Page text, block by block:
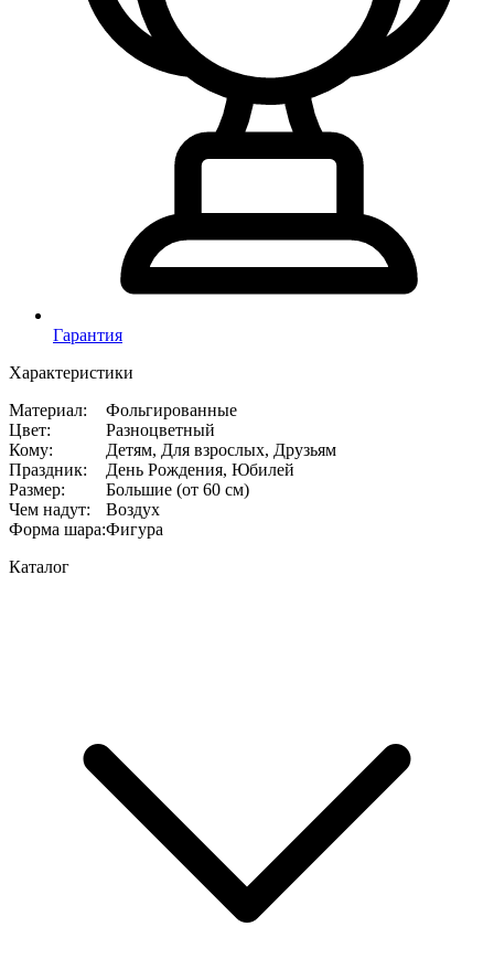
Гарантия
Характеристики
Материал:
Фольгированные
Цвет:
Разноцветный
Кому:
Детям, Для взрослых, Друзьям
Праздник:
День Рождения, Юбилей
Размер:
Большие (от 60 см)
Чем надут:
Воздух
Форма шара:Фигура
Каталог